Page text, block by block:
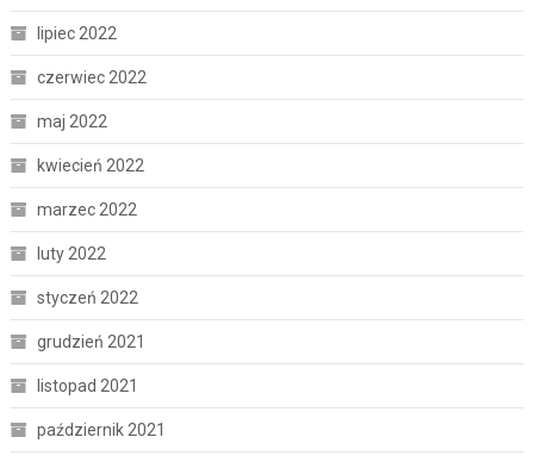
lipiec 2022
czerwiec 2022
maj 2022
kwiecień 2022
marzec 2022
luty 2022
styczeń 2022
grudzień 2021
listopad 2021
październik 2021